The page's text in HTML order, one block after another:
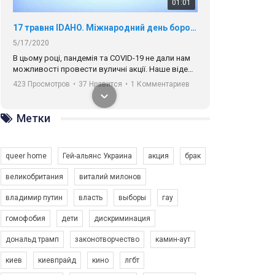
01:01
17 травня IDAHO. Міжнародний день боротьби з гомофобією трансфобією і біфобія.
5/17/2020
В цьому році, пандемія та COVІD-19 не дали нам
можливості провести вуличні акції. Наше відео-
звернення про те, що навіть коли ми у різних
містах та не можемо зустрінеться, ми разом. Ми
закликаємо всіх хто поділяє цінності рівності та
солідарності, приєднатися до нас. Регіональні
підрозділи ГАУ є в 16 областях України.
423 Просмотров • 37 Нравится • 1 Комментариев
Зупинимо насильство проти ЛГБТ в Україні! Stop violence against LGBT in Ukraine!
Емоційний та вражаючий промо-ролік на
Метки
queer home Гей-альянс Украина акция брак
великобритания виталий милонов
владимир путин власть выборы гау
гомофобия дети дискриминация
дональд трамп законотворчество камин-аут
киев киевпрайд кино лгбт